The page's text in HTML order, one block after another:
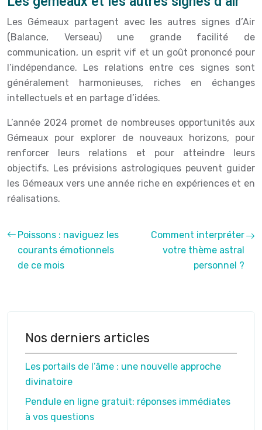
Les Gémeaux partagent avec les autres signes d’Air
(Balance, Verseau) une grande facilité de
communication, un esprit vif et un goût prononcé pour
l’indépendance. Les relations entre ces signes sont
généralement harmonieuses, riches en échanges
intellectuels et en partage d’idées.
L’année 2024 promet de nombreuses opportunités aux
Gémeaux pour explorer de nouveaux horizons, pour
renforcer leurs relations et pour atteindre leurs
objectifs. Les prévisions astrologiques peuvent guider
les Gémeaux vers une année riche en expériences et en
réalisations.
Poissons : naviguez les
courants émotionnels
de ce mois
Comment interpréter
votre thème astral
personnel ?
Nos derniers articles
Les portails de l’âme : une nouvelle approche
divinatoire
Pendule en ligne gratuit: réponses immédiates
à vos questions